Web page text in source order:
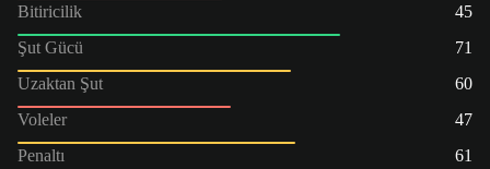
Bitiricilik
45
Şut Gücü
71
Uzaktan Şut
60
Voleler
47
Penaltı
61